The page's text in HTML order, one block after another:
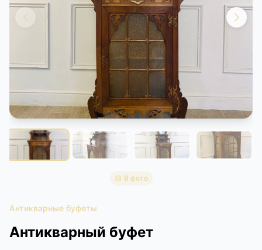
КУРСЫ ПО РЕСТАВРАЦИИ
ДОСТАВКА И ОПЛАТА
8 фото
Антикварные буфеты
Антикварный буфет